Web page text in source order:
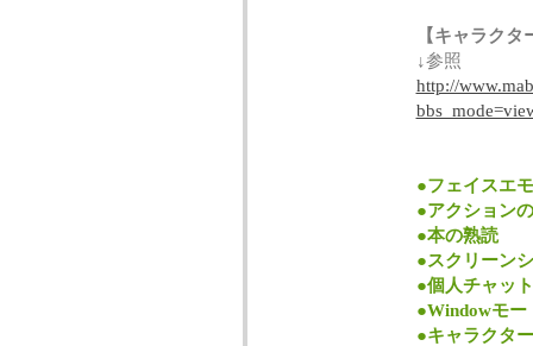
【キャラク
↓参照
http://
●フェイスエ
●アクション
●本の熟読
●スクリーン
●個人チャッ
●Windowモー
●キャラクタ